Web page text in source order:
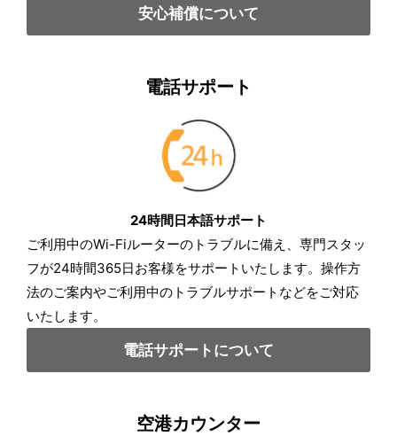
安心補償について
電話サポート
24時間日本語サポート
ご利用中のWi-Fiルーターのトラブルに備え、専門スタッ
フが24時間365日お客様をサポートいたします。操作方
法のご案内やご利用中のトラブルサポートなどをご対応
いたします。
電話サポートについて
空港カウンター